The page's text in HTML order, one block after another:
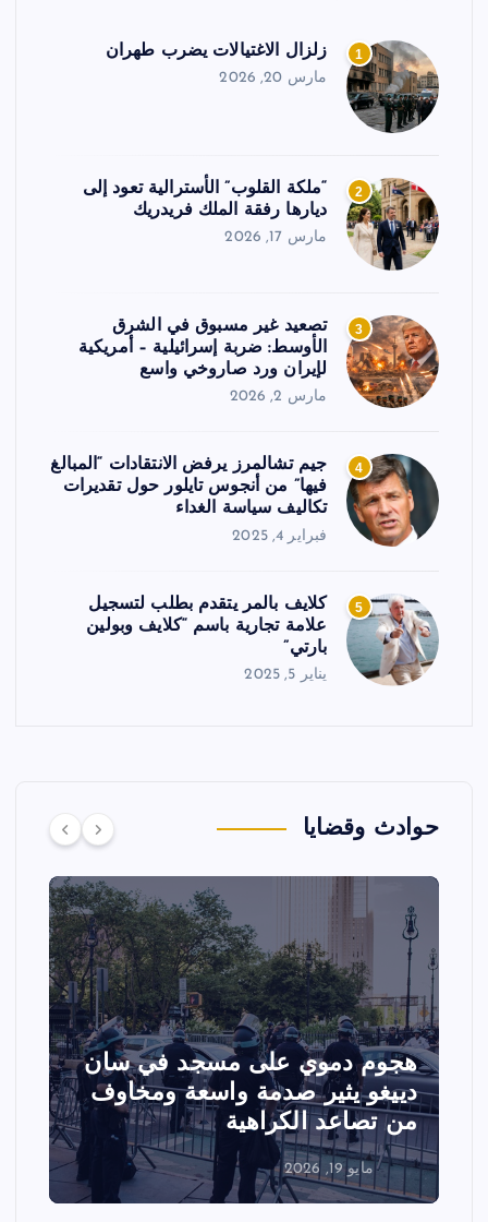
1 زلزال الاغتيالات يضرب طهران
مارس 20, 2026
2
“ملكة القلوب” الأسترالية تعود إلى
ديارها رفقة الملك فريدريك
مارس 17, 2026
3
تصعيد غير مسبوق في الشرق
الأوسط: ضربة إسرائيلية – أمريكية
لإيران ورد صاروخي واسع
مارس 2, 2026
4
جيم تشالمرز يرفض الانتقادات “المبالغ
فيها” من أنجوس تايلور حول تقديرات
تكاليف سياسة الغداء
فبراير 4, 2025
5
كلايف بالمر يتقدم بطلب لتسجيل
علامة تجارية باسم “كلايف وبولين
بارتي”
يناير 5, 2025
حوادث وقضايا
هجوم دموي على مسجد في سان
دييغو يثير صدمة واسعة ومخاوف
من تصاعد الكراهية
مايو 19, 2026